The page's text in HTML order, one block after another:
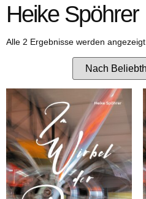
Heike Spöhrer
Alle 2 Ergebnisse werden angezeigt